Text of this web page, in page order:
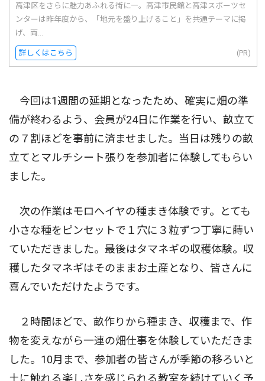
高津区をさらに魅力あふれる街に―。高津市民館と高津スポーツセ
ンターは昨年度から、「地元を盛り上げること」を共通テーマに掲
げ、両...
詳しくはこちら (PR)
今回は1週間の延期となったため、確実に畑の準
備が終わるよう、会員が24日に作業を行い、畝立て
の７割ほどを事前に済ませました。当日は残りの畝
立てとマルチシート張りを参加者に体験してもらい
ました。
次の作業はモロヘイヤの種まき体験です。とても
小さな種をピンセットで１穴に３粒ずつ丁寧に蒔い
ていただきました。最後はタマネギの収穫体験。収
穫したタマネギはそのままお土産となり、皆さんに
喜んでいただけたようです。
２時間ほどで、畝作りから種まき、収穫まで、作
物を変えながら一連の畑仕事を体験していただきま
した。10月まで、参加者の皆さんが季節の移ろいと
土に触れる楽しさを感じられる教室を続けていく予